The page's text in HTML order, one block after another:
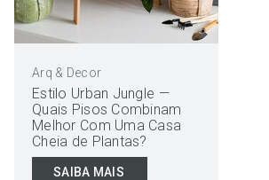
Arq & Decor
Estilo Urban Jungle —
Quais Pisos Combinam
Melhor Com Uma Casa
Cheia de Plantas?
SAIBA MAIS